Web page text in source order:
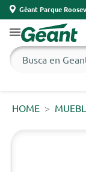
Géant Parque
HOME